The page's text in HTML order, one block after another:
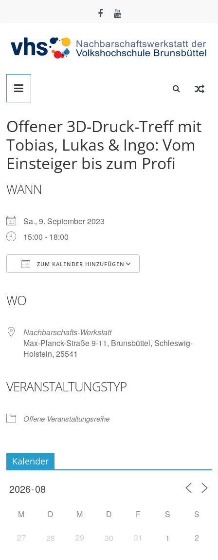
Nachbarschafts-
Werkstatt
Brunsbüttel
Der
Treffpunkt
zum
Basteln,
Digitalisieren
und
Klönen
Offener 3D-Druck-Treff mit
Tobias, Lukas & Ingo: Vom
Einsteiger bis zum Profi
WANN
Sa., 9. September 2023
15:00 - 18:00
ZUM KALENDER HINZUFÜGEN
WO
Nachbarschafts-Werkstatt
Max-Planck-Straße 9-11, Brunsbüttel, Schleswig-
Holstein, 25541
VERANSTALTUNGSTYP
Offene Veranstaltungsreihe
Kalender
M D M D F S S
27 28 29 30 31 1 2